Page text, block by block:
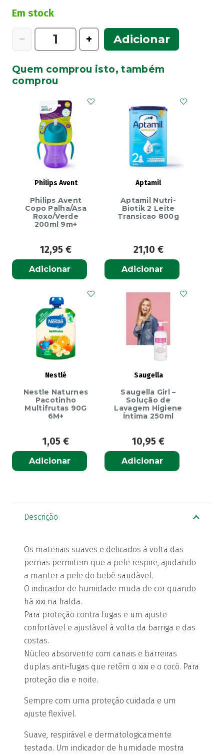
Em stock
−
Quantidade
Comfort
5
+ Adicionar
Quem comprou isto, também
comprou
Philips Avent
Philips Avent
Copo Palha/Asa
Roxo/Verde
200ml 9m+
12,95 €
Adicionar
Aptamil
Aptamil Nutri-
Biotik 2 Leite
Transicao 800g
21,10 €
Adicionar
Nestlé
Nestle Naturnes
Pacotinho
Multifrutas 90G
6M+
1,05 €
Adicionar
Saugella
Saugella Girl –
Solução de
Lavagem Higiene
Íntima 250ml
10,95 €
Adicionar
Descrição
Os materiais suaves e delicados à volta das
pernas permitem que a pele respire, ajudando
a manter a pele do bebé saudável.
O indicador de humidade muda de cor quando
há xixi na fralda.
Para proteção contra fugas e um ajuste
confortável e ajustável à volta da barriga e das
costas.
Núcleo absorvente com canais e barreiras
duplas anti-fugas que retêm o xixi e o cocó. Para
proteção dia e noite.
Sempre com uma proteção cuidada e um
ajuste flexível.
Suave, respirável e dermatologicamente
testada. Um indicador de humidade mostra